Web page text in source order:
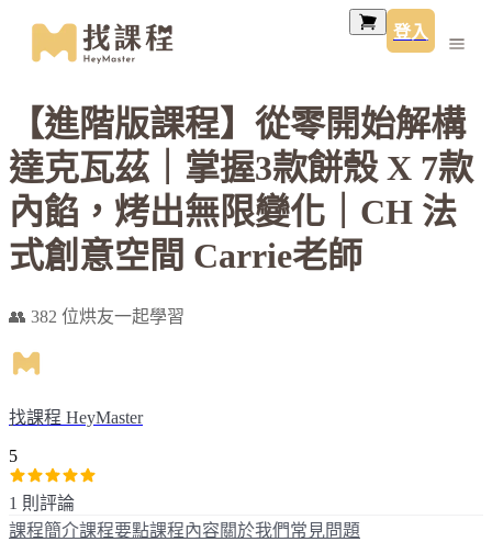
登入
【進階版課程】從零開始解構
達克瓦茲｜掌握3款餅殼 X 7款
內餡，烤出無限變化｜CH 法
式創意空間 Carrie老師
👥 382 位烘友一起學習
找課程 HeyMaster
5
1 則評論
課程簡介課程要點課程內容關於我們常見問題